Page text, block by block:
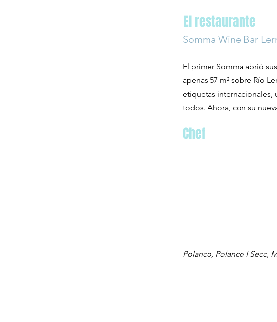
El restaurante
Somma Wine Bar
El primer Somma abrió
apenas 57 m² sobre Río
etiquetas internacionales,
todos. Ahora, con su
Chef
Polanco, Polanco I Secc,